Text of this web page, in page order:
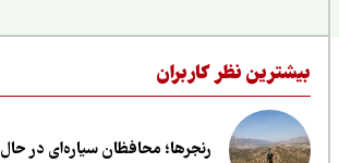
نظر کاربران
رنجرها؛ محافظان سیاره‌ای در حال تغییر